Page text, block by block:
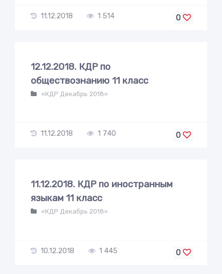
11.12.2018 1 514 0
12.12.2018. КДР по
обществознанию 11 класс
«КДР Декабрь 2018»
11.12.2018 1 740 0
11.12.2018. КДР по иностранным
языкам 11 класс
«КДР Декабрь 2018»
10.12.2018 1 445 0